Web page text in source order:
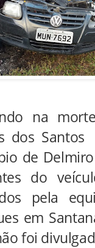
na
dos
de
do
pela
em
foi